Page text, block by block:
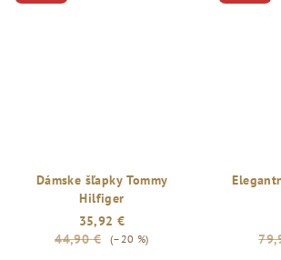
Dámske šľapky Tommy
Hilfiger
35,92 €
44,90 €
(–20 %)